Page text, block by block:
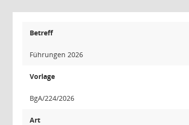
Betreff
Führungen 2026
Vorlage
BgA/224/2026
Art